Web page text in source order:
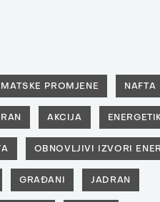
PROMJENE NAFTA
AKCIJA
OBNOVLJIVI IZVORI
GRAĐANI JADRAN